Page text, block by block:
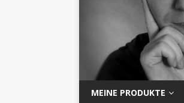
MEINE PRODUKTE